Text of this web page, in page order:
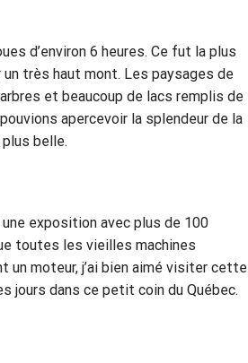
d’environ 6 heures. Ce fut la plus
très haut mont. Les paysages de
et beaucoup de lacs remplis de
apercevoir la splendeur de la
belle.
exposition avec plus de 100
toutes les vieilles machines
un moteur, j’ai bien aimé visiter cette
jours dans ce petit coin du Québec.